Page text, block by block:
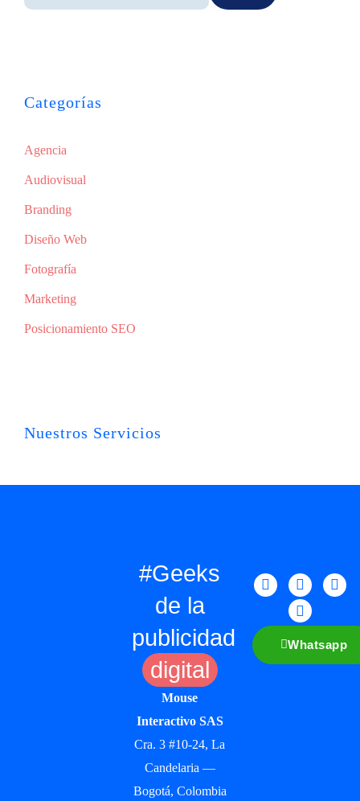
Categorías
Agencia
Audiovisual
Branding
Diseño Web
Fotografía
Marketing
Posicionamiento SEO
Nuestros Servicios
#Geeks
de la
publicidad
digital
Mouse
Interactivo SAS
Cra. 3 #10-24, La
Candelaria —
Bogotá, Colombia
Whatsapp